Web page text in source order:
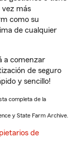
vez más
como su
de cualquier
a comenzar
de seguro
y sencillo!
completa de la
y State Farm Archive.
de